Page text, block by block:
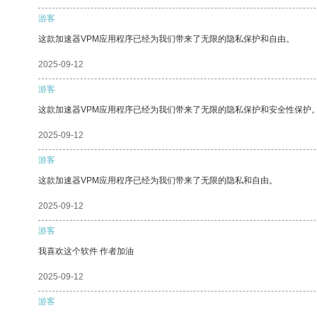
游客
这款加速器VPM应用程序已经为我们带来了无限的隐私保护和自由。
2025-09-12
游客
这款加速器VPM应用程序已经为我们带来了无限的隐私保护和安全性保护
2025-09-12
游客
这款加速器VPM应用程序已经为我们带来了无限的隐私和自由。
2025-09-12
游客
我喜欢这个软件 作者加油
2025-09-12
游客